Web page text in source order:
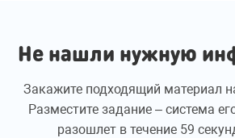
Не нашли нужную
Закажите подходящий материал
Разместите задание – система
разошлет в течение 59